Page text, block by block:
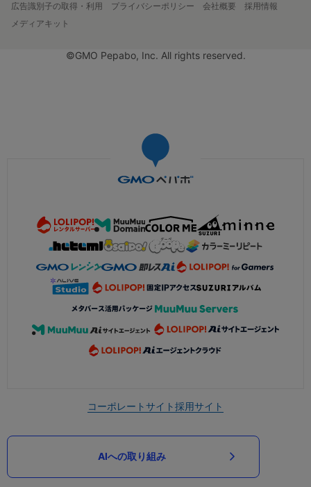
広告識別子の取得・利用
プライバシーポリシー 会社概要
採用情報
メディアキット
©GMO Pepabo, Inc. All rights reserved.
コーポレートサイト採用サイト
AIへの取り組み